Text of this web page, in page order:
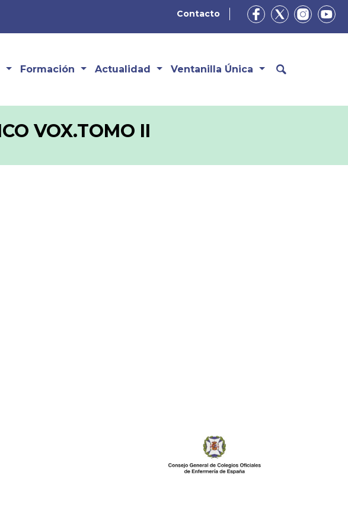
Contacto
Formación Actualidad Ventanilla Única
VOX.TOMO II